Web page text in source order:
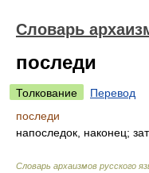
Cловарь
последи
Толкование
Перевод
последи
напоследок, наконец;
Cловарь архаизмов русского